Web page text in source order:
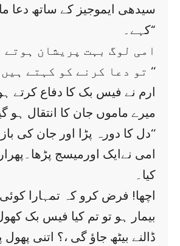
سیدھی ایموجیز کے ساتھ دعا
کہے۔“
تو دعا کرنے کو کہتے ہیں۔ ‘‘
ارم نے فیس بک کا دفاع کرتے
دل کا دورہ پڑا اور جان کی بازی ہار گئے۔‘‘
امی نےایک اورمیسج
کیا۔
بیمار ہو تو تم کیا فیس بک
ڈالنے بیٹھ جاؤ گی ،؟ اتنی پھول